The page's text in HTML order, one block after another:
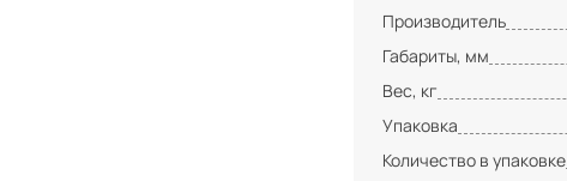
Производитель
Габариты, мм
Вес, кг
Упаковка
Количество в упаковке